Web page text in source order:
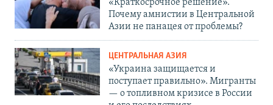
«Краткосрочное решение».
Почему амнистии в Центральной
Азии не панацея от проблемы?
ЦЕНТРАЛЬНАЯ АЗИЯ
«Украина защищается и
поступает правильно». Мигранты
— о топливном кризисе в России